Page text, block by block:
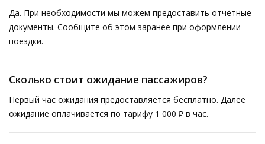
Да. При необходимости мы можем предоставить отчётные
документы. Сообщите об этом заранее при оформлении
поездки.
Сколько стоит ожидание пассажиров?
Первый час ожидания предоставляется бесплатно. Далее
ожидание оплачивается по тарифу 1 000 ₽ в час.